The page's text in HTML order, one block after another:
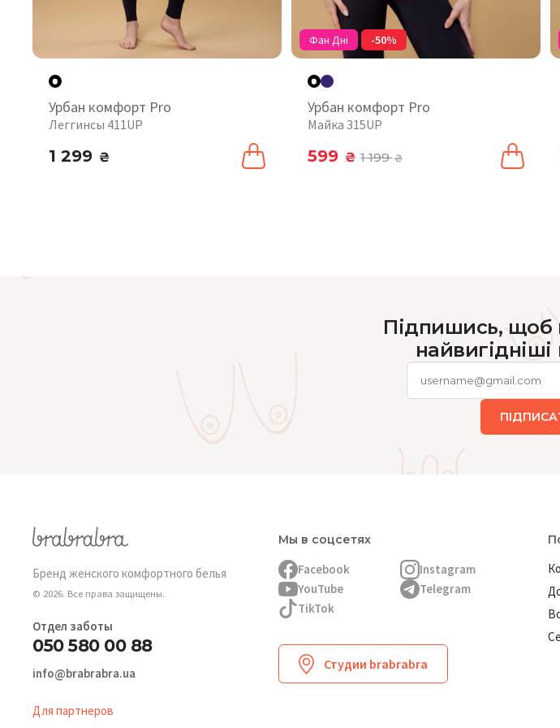
Урбан комфорт Pro
Леггинсы 411UP
1 299 ₴
Фан Дні -50%
Урбан комфорт Pro
Майка 315UP
599 ₴ 1 199₴
Підпишись, щоб
найвигідніші
Бренд женского комфортного белья
© 2026. Все права защищены.
Отдел заботы
050 580 00 88
info@brabrabra.ua
Для партнеров
Мы в соцсетях
Facebook
Instagram
YouTube
Telegram
TikTok
Студии brabrabra